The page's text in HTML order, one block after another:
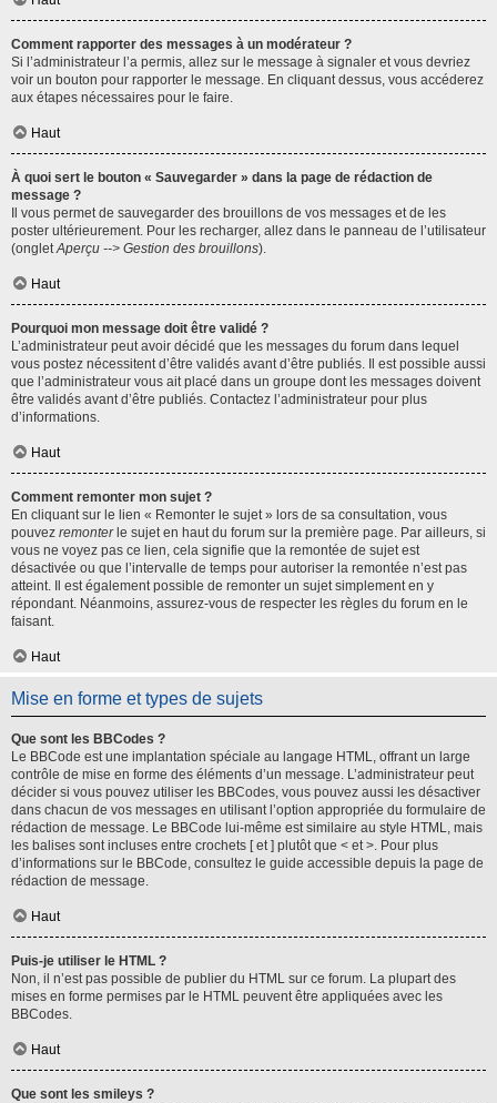
Comment rapporter des messages à un modérateur ?
Si l’administrateur l’a permis, allez sur le message à signaler et vous devriez
voir un bouton pour rapporter le message. En cliquant dessus, vous accéderez
aux étapes nécessaires pour le faire.
Haut
À quoi sert le bouton « Sauvegarder » dans la page de rédaction de
message ?
Il vous permet de sauvegarder des brouillons de vos messages et de les
poster ultérieurement. Pour les recharger, allez dans le panneau de l’utilisateur
(ongletAperçu --> Gestion des brouillons).
Haut
Pourquoi mon message doit être validé ?
L’administrateur peut avoir décidé que les messages du forum dans lequel
vous postez nécessitent d’être validés avant d’être publiés. Il est possible aussi
que l’administrateur vous ait placé dans un groupe dont les messages doivent
être validés avant d’être publiés. Contactez l’administrateur pour plus
d’informations.
Haut
Comment remonter mon sujet ?
En cliquant sur le lien « Remonter le sujet » lors de sa consultation, vous
pouvez remonterle sujet en haut du forum sur la première page. Par ailleurs, si
vous ne voyez pas ce lien, cela signifie que la remontée de sujet est
désactivée ou que l’intervalle de temps pour autoriser la remontée n’est pas
atteint. Il est également possible de remonter un sujet simplement en y
répondant. Néanmoins, assurez-vous de respecter les règles du forum en le
faisant.
Haut
Mise en forme et types de sujets
Que sont les BBCodes ?
Le BBCode est une implantation spéciale au langage HTML, offrant un large
contrôle de mise en forme des éléments d’un message. L’administrateur peut
décider si vous pouvez utiliser les BBCodes, vous pouvez aussi les désactiver
dans chacun de vos messages en utilisant l’option appropriée du formulaire de
rédaction de message. Le BBCode lui-même est similaire au style HTML, mais
les balises sont incluses entre crochets [ et ] plutôt que < et >. Pour plus
d’informations sur le BBCode, consultez le guide accessible depuis la page de
rédaction de message.
Haut
Puis-je utiliser le HTML ?
Non, il n’est pas possible de publier du HTML sur ce forum. La plupart des
mises en forme permises par le HTML peuvent être appliquées avec les
BBCodes.
Haut
Que sont les smileys ?